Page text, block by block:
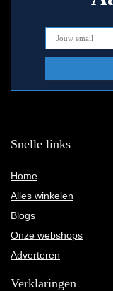
Snelle links
Home
Alles winkelen
Blogs
Onze webshops
Adverteren
Verklaringen